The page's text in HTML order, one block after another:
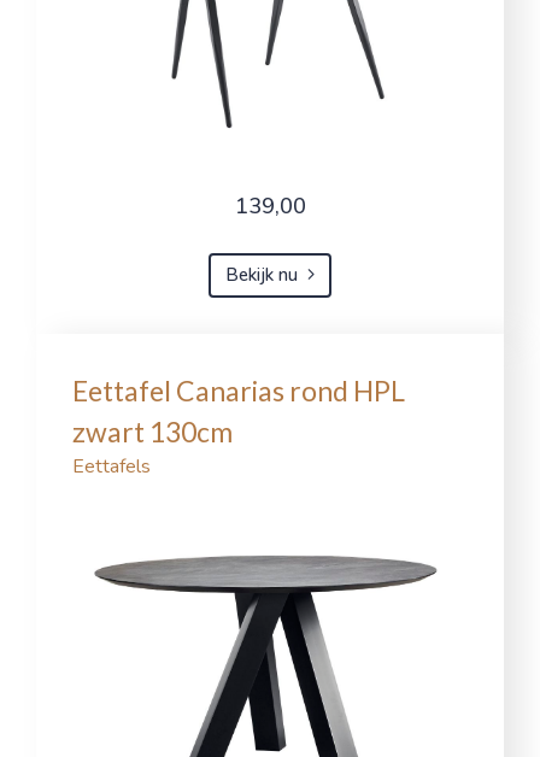
139,00
Bekijk nu
Eettafel Canarias rond HPL
zwart 130cm
Eettafels